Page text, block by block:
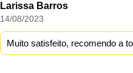
Larissa Barros
14/08/2023
Muito satisfeito, recomendo a